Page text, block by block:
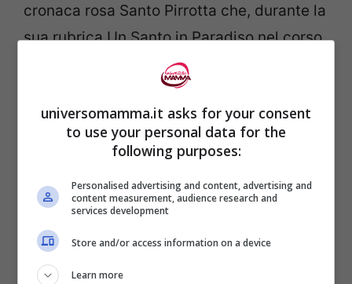
cronaca rosa Santo Pirrotta che, durante la
sua rubrica Un Santo in Paradiso nel corso
Ogni Mattina
Belen aspetterebbe una
bambina di cui avrebbe già scelto persino
La showgirl dunque sarebbe già al quarto
Come dicevamo
universomamma.it asks for your consent
to use your personal data for the
following purposes:
Personalised advertising and content, advertising and
content measurement, audience research and
services development
Store and/or access information on a device
Learn more